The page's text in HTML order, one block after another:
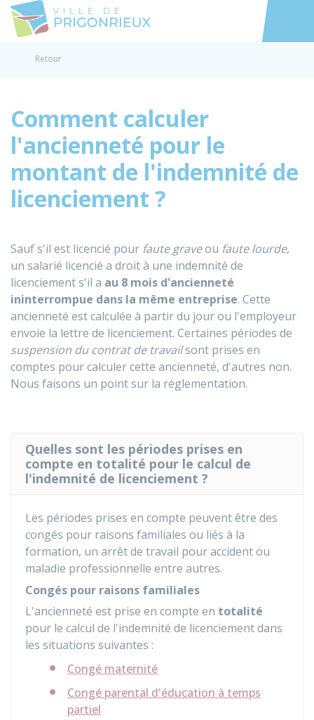
Accéder
Retour
Comment calculer
l'ancienneté pour le
montant de l'indemnité de
licenciement ?
Sauf s'il est licencié pour faute graveou faute lourde,
un salarié licencié a droit à une indemnité de
licenciement s'il a au 8 mois d'ancienneté
ininterrompue dans la même entreprise. Cette
ancienneté est calculée à partir du jour ou l'employeur
envoie la lettre de licenciement. Certaines périodes de
suspension du contrat de travailsont prises en
comptes pour calculer cette ancienneté, d'autres non.
Nous faisons un point sur la réglementation.
Quelles sont les périodes prises en
compte en totalité pour le calcul de
l'indemnité de licenciement ?
Les périodes prises en compte peuvent être des
congés pour raisons familiales ou liés à la
formation, un arrêt de travail pour accident ou
maladie professionnelle entre autres.
Congés pour raisons familiales
L'ancienneté est prise en compte en totalité
pour le calcul de l'indemnité de licenciement dans
les situations suivantes :
Congé maternité
Congé parental d'éducation à temps
partiel